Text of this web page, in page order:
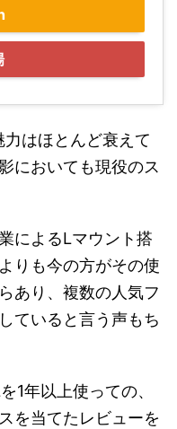
はほとんど衰えて
においても現役のス
によるLマウント搭
りも今の方がその使
あり、複数の人気フ
ていると言う声もち
1年以上使っての、
を当てたレビューを